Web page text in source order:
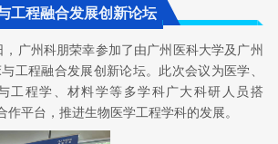
工程融合发展创新论坛
广州科朋荣幸参加了由广州医科大学及广州
工程融合发展创新论坛。此次会议为医学、
工程学、材料学等多学科广大科研人员搭
作平台，推进生物医学工程学科的发展。